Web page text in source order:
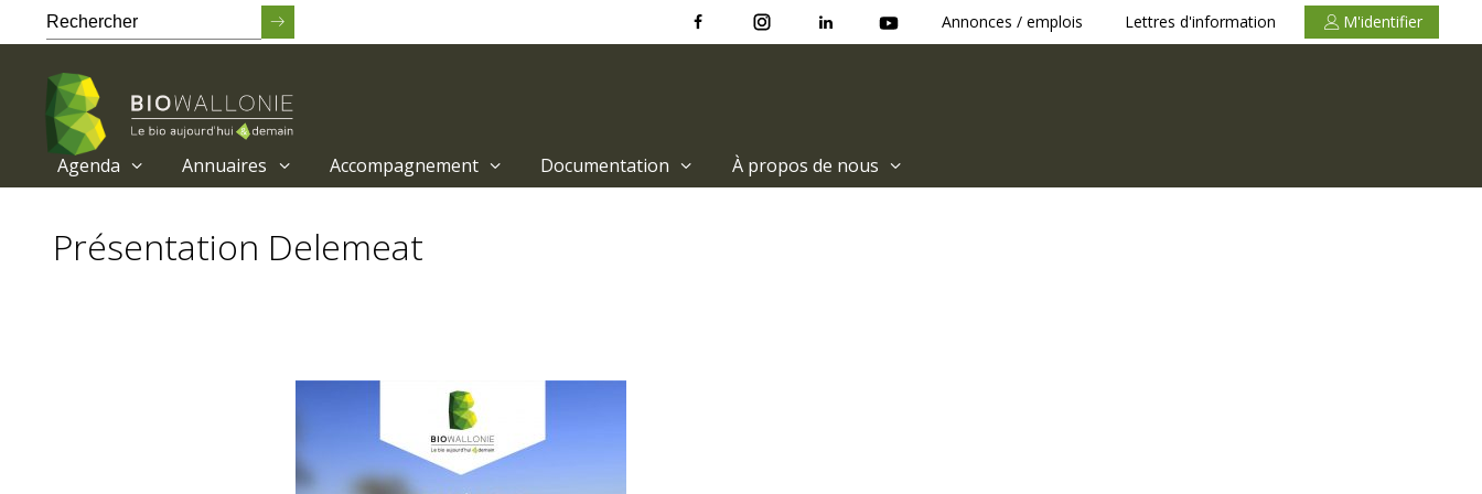
contenu
Annonces / emplois Lettres d'information M'identifier
Agenda Annuaires Accompagnement Documentation À propos de nous
Présentation Delemeat